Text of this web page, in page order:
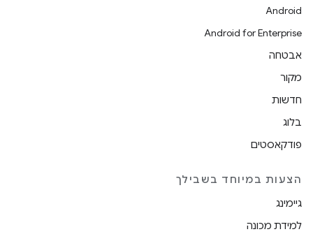
Android
Android for Enterprise
אבטחה
מקור
חדשות
בלוג
פודקאסטים
הצעות במיוחד בשבילך
גיימינג
למידת מכונה